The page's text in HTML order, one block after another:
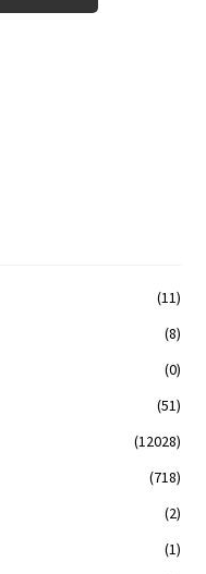
(11)
(8)
(0)
(51)
(12028)
(718)
(2)
(1)